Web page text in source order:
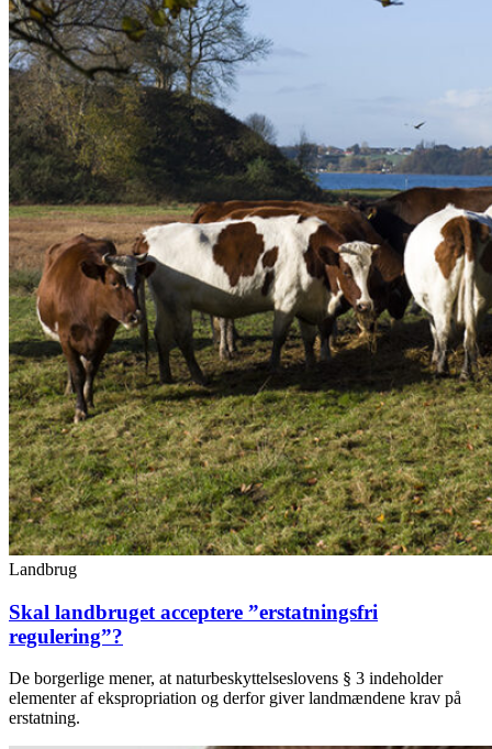
Landbrug
Skal landbruget acceptere ”erstatningsfri
regulering”?
De borgerlige mener, at naturbeskyttelseslovens § 3 indeholder
elementer af ekspropriation og derfor giver landmændene krav på
erstatning.